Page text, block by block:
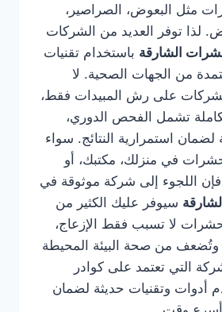
مثل البعوض، الصراصير،
لذا توفر العديد من الشركات
الشارقة باستخدام تقنيات
من الجهات الصحية. لا
على رش المبيدات فقط،
تشمل الفحص الدوري،
لضمان استمرارية النتائج. سواء
في منزلك، مكتبك، أو
فإن اللجوء إلى شركة موثوقة في
سيوفر عليك الكثير من
لا تسبب فقط الإزعاج،
وتُضعف من صحة البيئة المحيطة
التي تعتمد على كوادر
وتقنيات حديثة لضمان